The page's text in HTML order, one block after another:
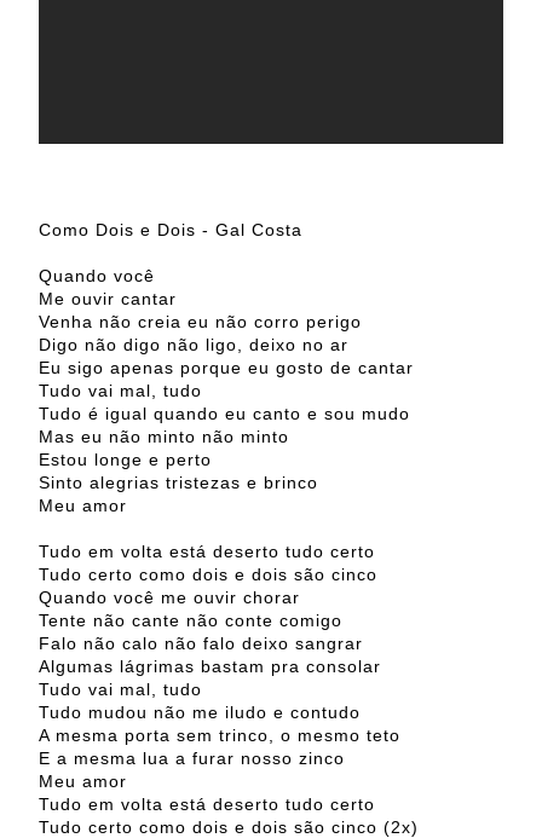
Como Dois e Dois - Gal Costa
Quando você
Me ouvir cantar
Venha não creia eu não corro perigo
Digo não digo não ligo, deixo no ar
Eu sigo apenas porque eu gosto de cantar
Tudo vai mal, tudo
Tudo é igual quando eu canto e sou mudo
Mas eu não minto não minto
Estou longe e perto
Sinto alegrias tristezas e brinco
Meu amor
Tudo em volta está deserto tudo certo
Tudo certo como dois e dois são cinco
Quando você me ouvir chorar
Tente não cante não conte comigo
Falo não calo não falo deixo sangrar
Algumas lágrimas bastam pra consolar
Tudo vai mal, tudo
Tudo mudou não me iludo e contudo
A mesma porta sem trinco, o mesmo teto
E a mesma lua a furar nosso zinco
Meu amor
Tudo em volta está deserto tudo certo
Tudo certo como dois e dois são cinco (2x)